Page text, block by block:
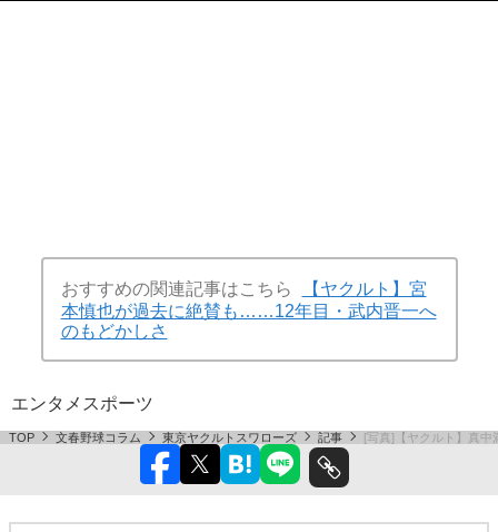
おすすめの関連記事はこちら
【ヤクルト】宮
本慎也が過去に絶賛も……12年目・武内晋一へ
のもどかしさ
エンタメ スポーツ
TOP 文春野球コラム 東京ヤクルトスワローズ 記事 [写真]【ヤクルト】真中